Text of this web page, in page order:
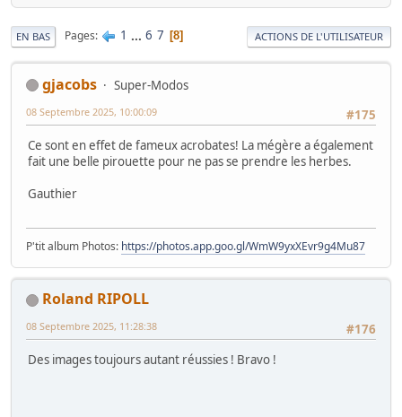
EN BAS Pages 1 ... 6 7 8 ACTIONS DE L'UTILISATEUR
gjacobs
Super-Modos
#175
08 Septembre 2025, 10:00:09
Ce sont en effet de fameux acrobates! La mégère a également
fait une belle pirouette pour ne pas se prendre les herbes.
Gauthier
P'tit album Photos: https://photos.app.goo.gl/WmW9yxXEvr9g4Mu87
Roland RIPOLL
#176
08 Septembre 2025, 11:28:38
Des images toujours autant réussies ! Bravo !